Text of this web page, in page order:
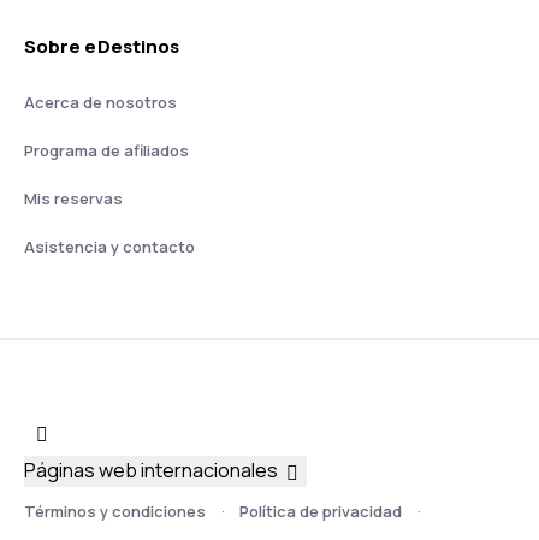
Sobre eDestinos
Acerca de nosotros
Programa de afiliados
Mis reservas
Asistencia y contacto
Términos y condiciones Política de privacidad
Páginas web internacionales